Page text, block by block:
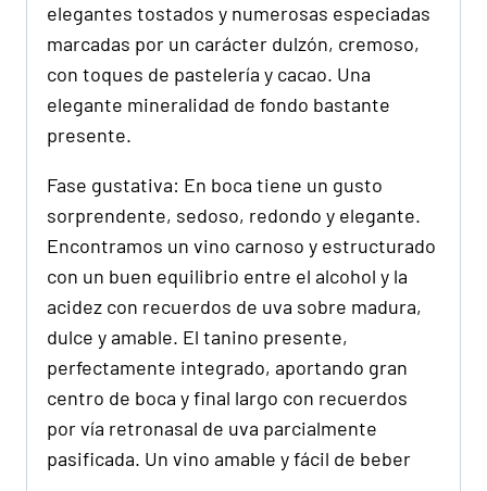
elegantes tostados y numerosas especiadas
marcadas por un carácter dulzón, cremoso,
con toques de pastelería y cacao. Una
elegante mineralidad de fondo bastante
presente.
Fase gustativa: En boca tiene un gusto
sorprendente, sedoso, redondo y elegante.
Encontramos un vino carnoso y estructurado
con un buen equilibrio entre el alcohol y la
acidez con recuerdos de uva sobre madura,
dulce y amable. El tanino presente,
perfectamente integrado, aportando gran
centro de boca y final largo con recuerdos
por vía retronasal de uva parcialmente
pasificada. Un vino amable y fácil de beber